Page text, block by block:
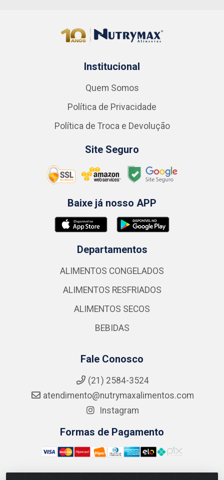
Institucional
Quem Somos
Política de Privacidade
Política de Troca e Devolução
Site Seguro
Baixe já nosso APP
Departamentos
ALIMENTOS CONGELADOS
ALIMENTOS RESFRIADOS
ALIMENTOS SECOS
BEBIDAS
Fale Conosco
(21) 2584-3524
atendimento@nutrymaxalimentos.com
Instagram
Formas de Pagamento